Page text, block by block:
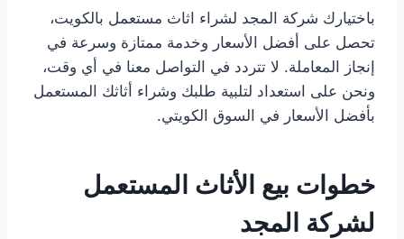
باختيارك شركة المجد لشراء اثاث مستعمل بالكويت،
تحصل على أفضل الأسعار وخدمة ممتازة وسرعة في
إنجاز المعاملة. لا تتردد في التواصل معنا في أي وقت،
ونحن على استعداد لتلبية طلبك وشراء أثاثك المستعمل
بأفضل الأسعار في السوق الكويتي.
خطوات بيع الأثاث المستعمل
لشركة المجد